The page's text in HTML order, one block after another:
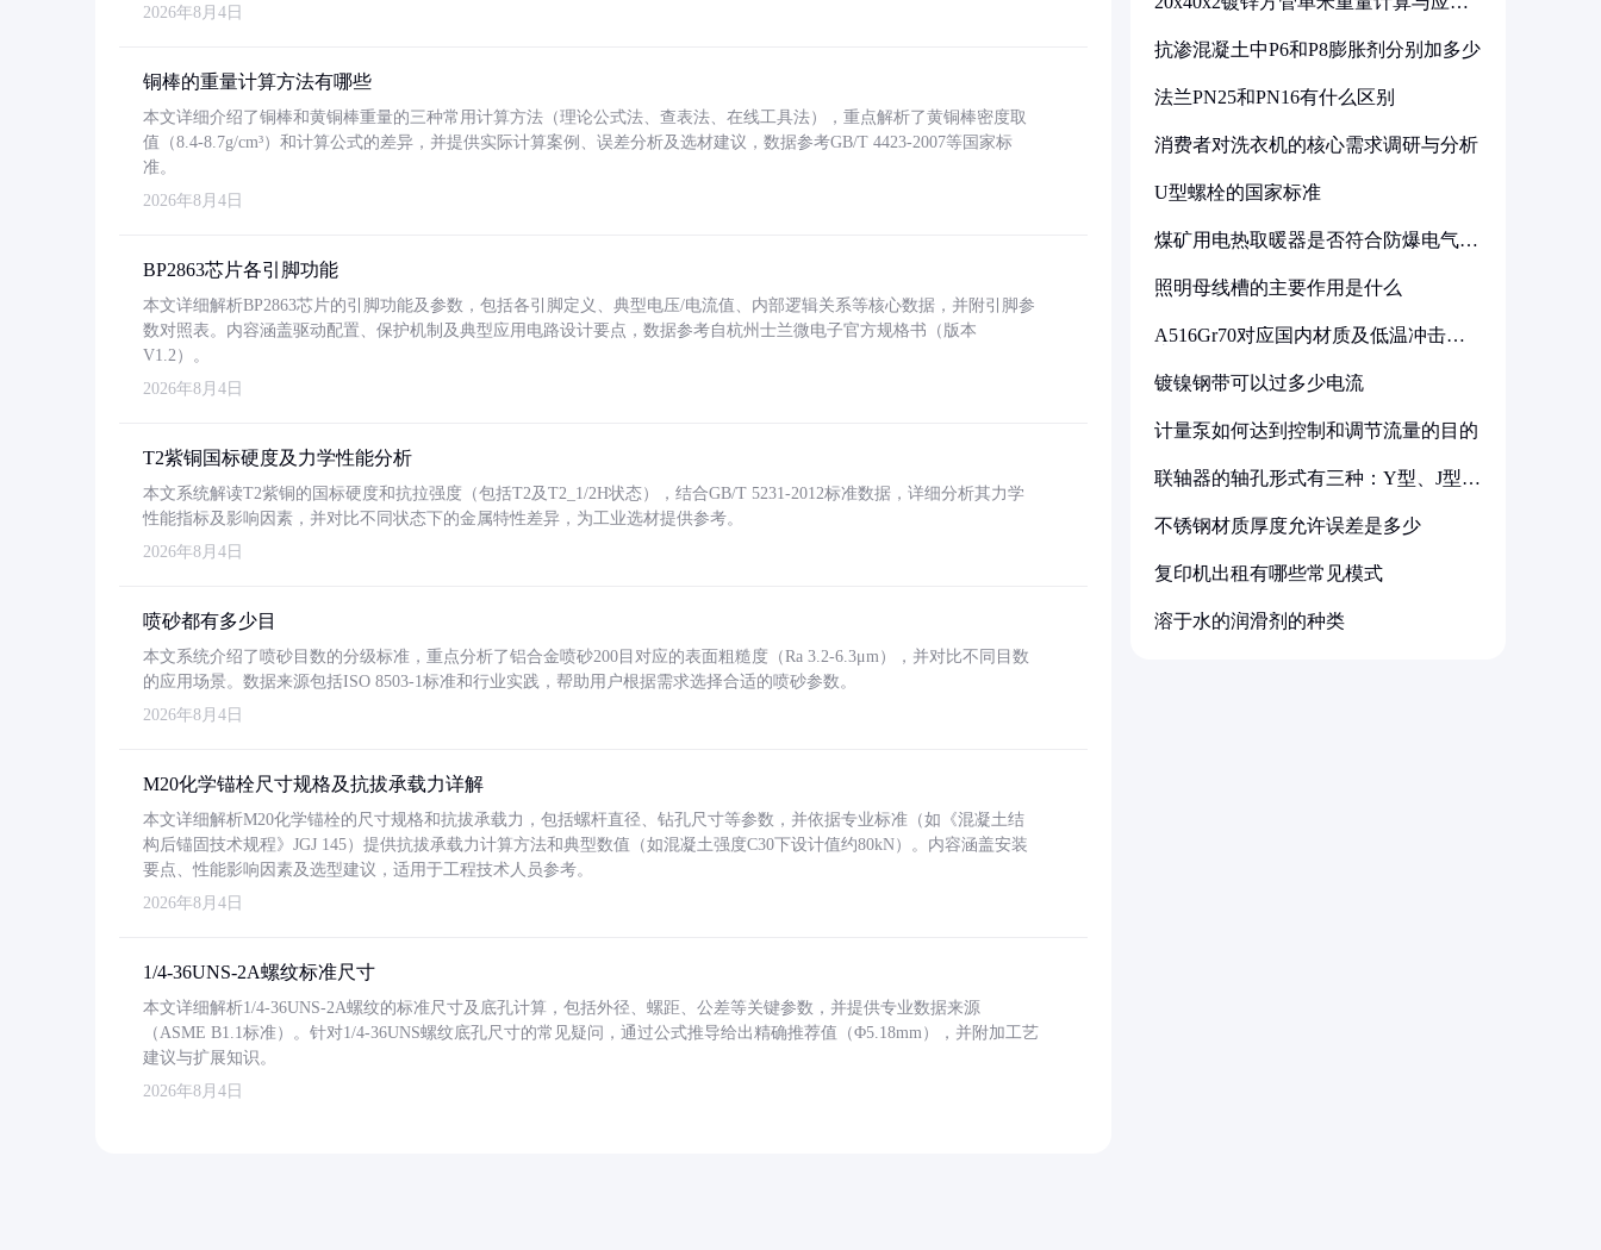
2026年8月4日
铜棒的重量计算方法有哪些
本文详细介绍了铜棒和黄铜棒重量的三种常用计算方法（理论公式法、查表法、在线工具法），重点解析了黄铜棒密度取
值（8.4-8.7g/cm³）和计算公式的差异，并提供实际计算案例、误差分析及选材建议，数据参考GB/T 4423-2007等国家标
准。
2026年8月4日
BP2863芯片各引脚功能
本文详细解析BP2863芯片的引脚功能及参数，包括各引脚定义、典型电压/电流值、内部逻辑关系等核心数据，并附引脚参
数对照表。内容涵盖驱动配置、保护机制及典型应用电路设计要点，数据参考自杭州士兰微电子官方规格书（版本
V1.2）。
2026年8月4日
T2紫铜国标硬度及力学性能分析
本文系统解读T2紫铜的国标硬度和抗拉强度（包括T2及T2_1/2H状态），结合GB/T 5231-2012标准数据，详细分析其力学
性能指标及影响因素，并对比不同状态下的金属特性差异，为工业选材提供参考。
2026年8月4日
喷砂都有多少目
本文系统介绍了喷砂目数的分级标准，重点分析了铝合金喷砂200目对应的表面粗糙度（Ra 3.2-6.3μm），并对比不同目数
的应用场景。数据来源包括ISO 8503-1标准和行业实践，帮助用户根据需求选择合适的喷砂参数。
2026年8月4日
M20化学锚栓尺寸规格及抗拔承载力详解
本文详细解析M20化学锚栓的尺寸规格和抗拔承载力，包括螺杆直径、钻孔尺寸等参数，并依据专业标准（如《混凝土结
构后锚固技术规程》JGJ 145）提供抗拔承载力计算方法和典型数值（如混凝土强度C30下设计值约80kN）。内容涵盖安装
要点、性能影响因素及选型建议，适用于工程技术人员参考。
2026年8月4日
1/4-36UNS-2A螺纹标准尺寸
本文详细解析1/4-36UNS-2A螺纹的标准尺寸及底孔计算，包括外径、螺距、公差等关键参数，并提供专业数据来源
（ASME B1.1标准）。针对1/4-36UNS螺纹底孔尺寸的常见疑问，通过公式推导给出精确推荐值（Φ5.18mm），并附加工艺
建议与扩展知识。
2026年8月4日
抗渗混凝土中P6和P8膨胀剂分别加多少
法兰PN25和PN16有什么区别
消费者对洗衣机的核心需求调研与分析
U型螺栓的国家标准
煤矿用电热取暖器是否符合防爆电气设
照明母线槽的主要作用是什么
A516Gr70对应国内材质及低温冲击要
镀镍钢带可以过多少电流
计量泵如何达到控制和调节流量的目的
联轴器的轴孔形式有三种：Y型、J型、
不锈钢材质厚度允许误差是多少
复印机出租有哪些常见模式
溶于水的润滑剂的种类